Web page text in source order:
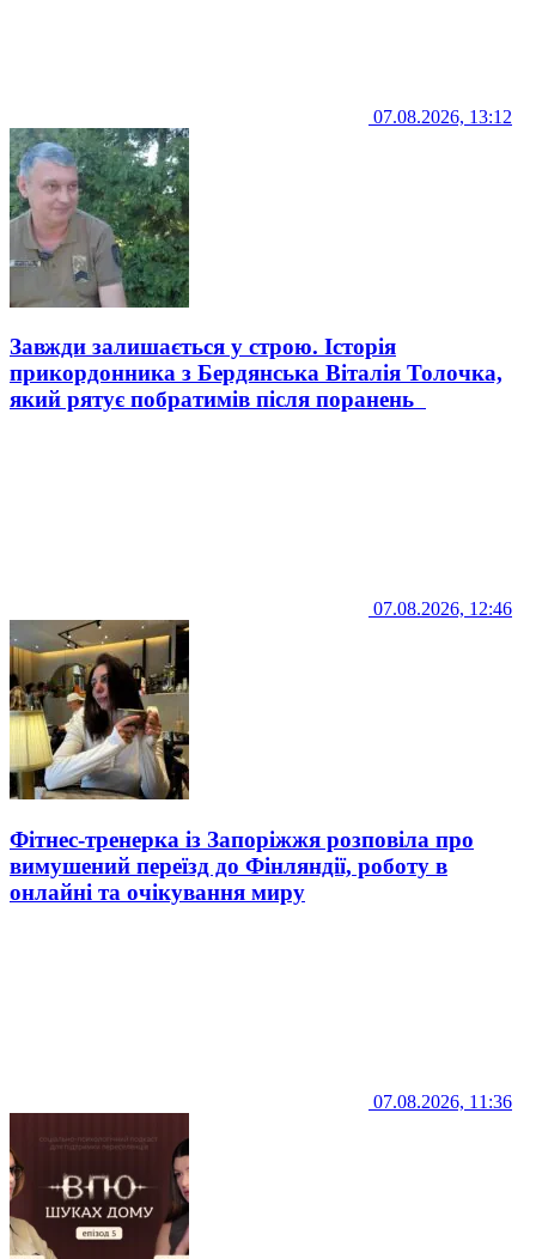
07.08.2026, 13:12
Завжди залишається у строю. Історія
прикордонника з Бердянська Віталія Толочка,
який рятує побратимів після поранень
07.08.2026, 12:46
Фітнес-тренерка із Запоріжжя розповіла про
вимушений переїзд до Фінляндії, роботу в
онлайні та очікування миру
07.08.2026, 11:36